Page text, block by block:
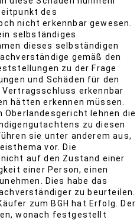
des
nicht erkennbar gewesen.
selbständiges
dieses selbständigen
gemäß den
zu der Frage
und Schäden für den
erkennbar
hätten erkennen müssen.
Oberlandesgericht lehnen die
zu diesen
sie unter anderem aus,
vor. Die
auf den Zustand einer
einer Person, einen
Dies habe das
zu beurteilen.
zum BGH hat Erfolg. Der
wonach festgestellt